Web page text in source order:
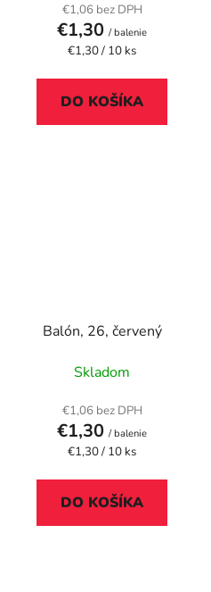
€1,06 bez DPH
€1,30 / balenie
Jednotková
€1,30 / 10 ks
DO KOŠÍKA
Balón, 26, červený
Skladom
€1,06 bez DPH
€1,30 / balenie
Jednotková
€1,30 / 10 ks
DO KOŠÍKA